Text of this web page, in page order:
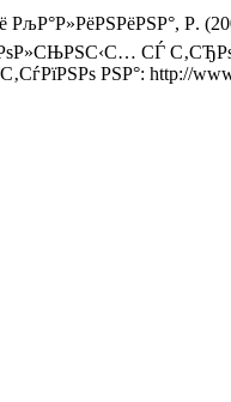
РљР°Р»РёРЅРёРЅР°, Р.
СЃ
РЅР°: http://